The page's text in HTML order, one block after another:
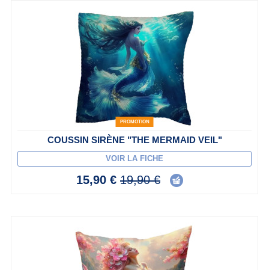
PROMOTION
COUSSIN SIRÈNE "THE MERMAID VEIL"
VOIR LA FICHE
15,90 € 19,90 €